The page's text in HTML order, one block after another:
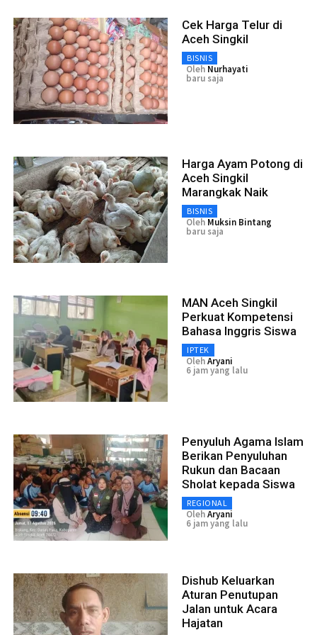
Cek Harga Telur di
Aceh Singkil
BISNIS
Oleh Nurhayati
baru saja
Harga Ayam Potong di
Aceh Singkil
Marangkak Naik
BISNIS
Oleh Muksin Bintang
baru saja
MAN Aceh Singkil
Perkuat Kompetensi
Bahasa Inggris Siswa
IPTEK
OlehAryani
6 jam yang lalu
Penyuluh Agama Islam
Berikan Penyuluhan
Rukun dan Bacaan
Sholat kepada Siswa
REGIONAL
OlehAryani
6 jam yang lalu
Dishub Keluarkan
Aturan Penutupan
Jalan untuk Acara
Hajatan